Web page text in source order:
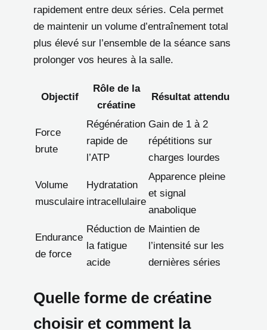
rapidement entre deux séries. Cela permet
de maintenir un volume d’entraînement total
plus élevé sur l’ensemble de la séance sans
prolonger vos heures à la salle.
Objectif
Rôle de la
créatine
Résultat attendu
Force
brute
Régénération
rapide de
l’ATP
Gain de 1 à 2
répétitions sur
charges lourdes
Volume
musculaire
Hydratation
intracellulaire
Apparence pleine
et signal
anabolique
Endurance
de force
Réduction de
la fatigue
acide
Maintien de
l’intensité sur les
dernières séries
Quelle forme de créatine
choisir et comment la